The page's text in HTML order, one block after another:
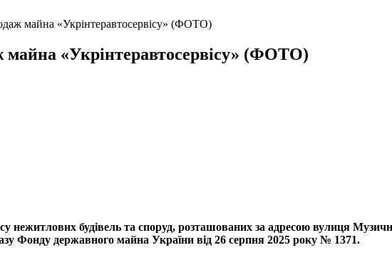
майна «Укрінтеравтосервісу» (ФОТО)
майна «Укрінтеравтосервісу» (ФОТО)
нежитлових будівель та споруд, розташованих за адресою вулиця
Фонду державного майна України від 26 серпня 2025 року № 1371.